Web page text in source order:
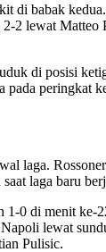
di babak
2 lewat Matteo
di posisi
pada peringkat
laga.
laga baru
1-0 di menit ke-
lewat
Pulisic.